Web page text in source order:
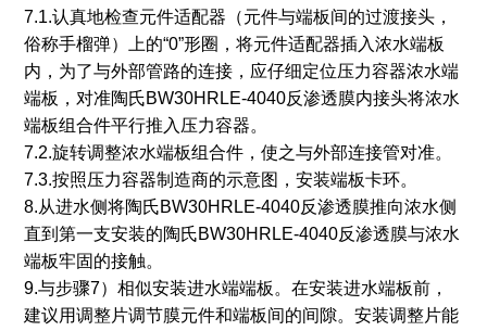
7.1.认真地检查元件适配器（元件与端板间的过渡接头，
俗称手榴弹）上的“0”形圈，将元件适配器插入浓水端板
内，为了与外部管路的连接，应仔细定位压力容器浓水端
端板，对准陶氏BW30HRLE-4040反渗透膜内接头将浓水
端板组合件平行推入压力容器。
7.2.旋转调整浓水端板组合件，使之与外部连接管对准。
7.3.按照压力容器制造商的示意图，安装端板卡环。
8.从进水侧将陶氏BW30HRLE-4040反渗透膜推向浓水侧
直到第一支安装的陶氏BW30HRLE-4040反渗透膜与浓水
端板牢固的接触。
9.与步骤7）相似安装进水端端板。在安装进水端板前，
建议用调整片调节膜元件和端板间的间隙。安装调整片能